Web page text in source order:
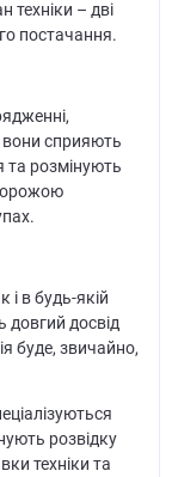
техніки – дві
постачання.
вони сприяють
та розмінують
і в будь-якій
довгий досвід
буде, звичайно,
розвідку
техніки та